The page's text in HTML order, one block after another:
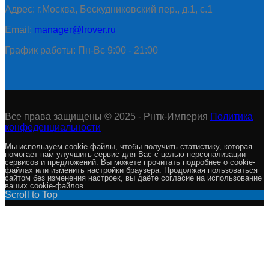
Адрес: г.Москва, Бескудниковский пер., д.1, с.1
Email: manager@lrover.ru
График работы: Пн-Вс 9:00 - 21:00
Все права защищены © 2025 - Рнтк-Империя Политика
конфеденциальности
Мы используем cookie-файлы, чтобы получить статистику, которая
помогает нам улучшить сервис для Вас с целью персонализации
сервисов и предложений. Вы можете прочитать подробнее о cookie-
файлах или изменить настройки браузера. Продолжая пользоваться
сайтом без изменения настроек, вы даёте согласие на использование
ваших cookie-файлов.
Scroll to Top